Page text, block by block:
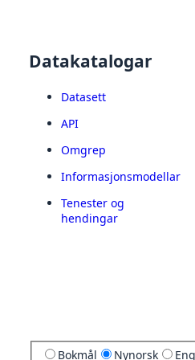
Datakatalogar
Datasett
API
Omgrep
Informasjonsmodellar
Tenester og
hendingar
Bokmål Nynorsk